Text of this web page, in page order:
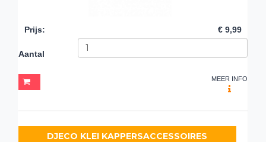
Prijs: € 9,99
Aantal
MEER INFO
DJECO KLEI KAPPERSACCESSOIRES